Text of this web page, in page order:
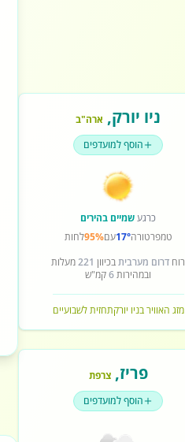
ניו יורק, ארה"ב
הוסף למועדפים
כרגעשמיים בהירים
טמפרטורה17°עם95%לחות
רוח דרום מערביתבכיוון 221מעלות
ובמהירות6קמ"ש
מזג האוויר בניו יורקתחזית לשבועיים
פריז,צרפת
הוסף למועדפים